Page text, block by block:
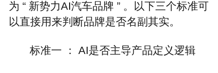
为 “ 新势力AI汽车品牌 ” 。以下三个标准可
以直接用来判断品牌是否名副其实。
标准一 ： AI是否主导产品定义逻辑